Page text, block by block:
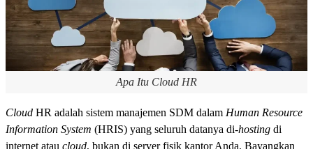
Apa Itu Cloud HR
Cloud HR adalah sistem manajemen SDM dalam Human Resource
Information System (HRIS) yang seluruh datanya di-hosting di
internet atau cloud, bukan di server fisik kantor Anda. Bayangkan